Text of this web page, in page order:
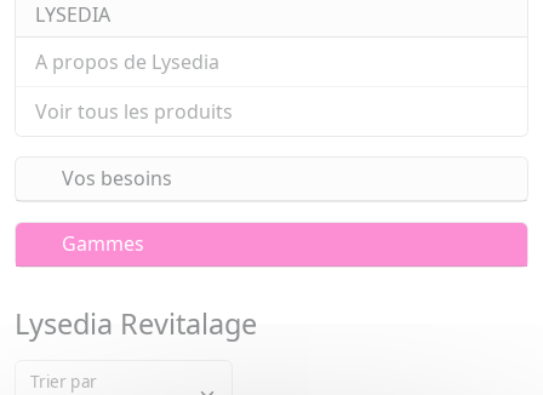
LYSEDIA
A propos de Lysedia
Voir tous les produits
Vos besoins
Gammes
Lysedia Revitalage
Trier par